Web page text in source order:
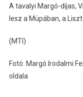
A tavalyi Margó-díjas,
lesz a Müpában, a
(MTI)
Fotó: Margó Irodalmi
oldala